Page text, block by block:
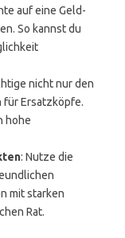
auf eine Geld-
So kannst du
nicht nur den
für Ersatzköpfe.
hohe
: Nutze die
mit starken
Rat.